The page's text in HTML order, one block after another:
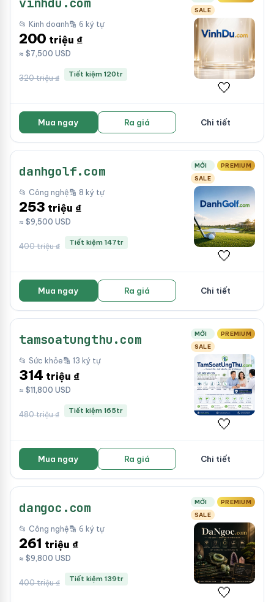
SALE
📂 Kinh doanh🔡 6 ký tự
200 triệu ₫
≈ $7,500 USD
320 triệu ₫ Tiết kiệm 120tr
🤍
Mua ngay Ra giá Chi tiết
danhgolf.com MỚI
PREMIUM
SALE
📂 Công nghệ🔡 8 ký tự
253 triệu ₫
≈ $9,500 USD
400 triệu ₫ Tiết kiệm 147tr
🤍
Mua ngay Ra giá Chi tiết
tamsoatungthu.com MỚI
PREMIUM
SALE
📂 Sức khỏe🔡 13 ký tự
314 triệu ₫
≈ $11,800 USD
480 triệu ₫ Tiết kiệm 165tr
🤍
Mua ngay Ra giá Chi tiết
dangoc.com MỚI
PREMIUM
SALE
📂 Công nghệ🔡 6 ký tự
261 triệu ₫
≈ $9,800 USD
400 triệu ₫ Tiết kiệm 139tr
🤍